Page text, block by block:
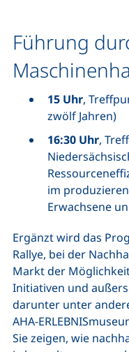
Führung
15 Uhr,
zwölf Jahren)
16:30 Uhr,
im
Erwachsene
Ergänzt wird das
Rallye, bei der
Markt der
Initiativen und
darunter unter
AHA-
Sie zeigen, wie